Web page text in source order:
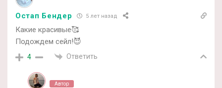
Остап Бендер 5 лет назад
Какие красивые🥰
Подождем сейл!😈
4 Ответить
Автор